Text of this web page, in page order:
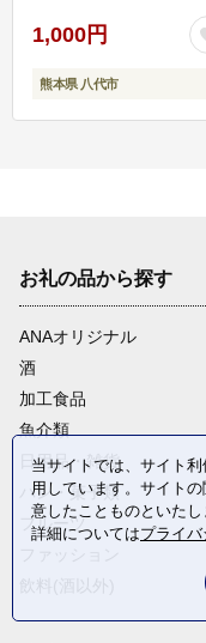
1,000円
熊本県 八代市
お礼の品から探す
ANAオリジナル
酒
加工食品
魚介類
日用品・雑貨
パン・菓子類
フルーツ
当サイトでは、サイト
用しています。サイト
意したことものといたし
詳細についてはプライ